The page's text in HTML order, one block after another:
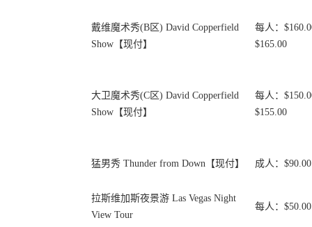
戴维魔术秀(B区) David Copperfield
Show【现付】
每人：
$165.00
大卫魔术秀(C区) David Copperfield
Show【现付】
每人：
$155.00
猛男秀 Thunder from Down【现付】 成人：$90.00
拉斯维加斯夜景游 Las Vegas Night
View Tour
每人：$50.00